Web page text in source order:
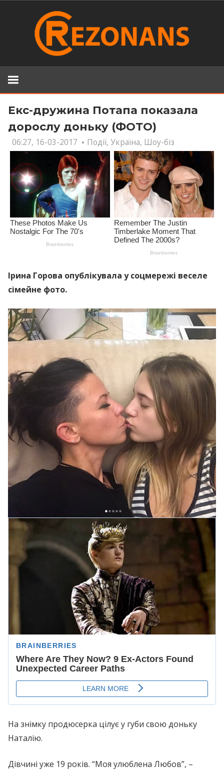
Екс-дружина Потапа показала
дорослу доньку (ФОТО)
06:27, 16-03-2017 Події,Україна, Шоу-біз
Ірина Горова опублікувала у соцмережі веселе
сімейне фото.
На знімку продюсерка цілує у губи свою доньку
Наталію.
Дівчині уже 19 років. “Моя улюблена Любов”, –